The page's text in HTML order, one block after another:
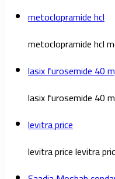
metoclopramide hcl
metoclopramide hcl
lasix furosemide 40
lasix furosemide 40
levitra price
levitra price levitra